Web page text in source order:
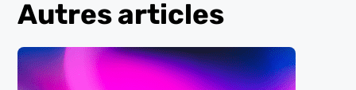
Autres articles